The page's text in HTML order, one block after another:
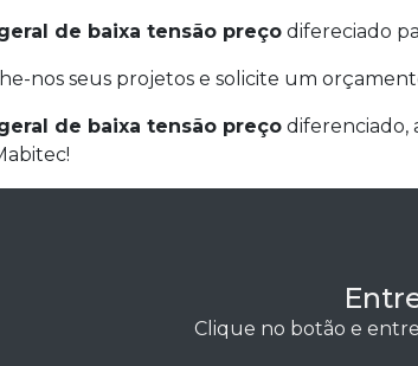
de baixa tensão preço difereciado
nos seus projetos e solicite um
de baixa tensão preço diferenciado,
Clique no botão e